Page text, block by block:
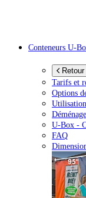
Conteneurs U-
Tarifs et
Options
U-Box -
FAQ